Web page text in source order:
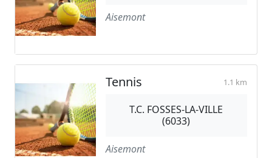
Aisemont
Tennis 1.1 km
T.C. FOSSES-LA-VILLE
(6033)
Aisemont